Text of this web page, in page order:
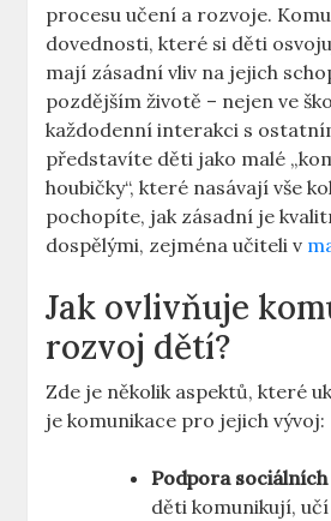
procesu učení a rozvoje.
dovednosti, které si děti
‍mají zásadní vliv na jejich
pozdějším životě – ⁤nejen ⁢ve
každodenní interakci s
představíte⁣ děti jako malé
houbičky“, které nasávají vše
pochopíte, jak⁢ zásadní je
dospělými, zejména učiteli v
Jak ovlivňuje⁤
rozvoj​ dětí?
Zde ​je několik aspektů, které⁤
je ⁣komunikace pro⁤ jejich vývoj:
Podpora
děti komunikují,